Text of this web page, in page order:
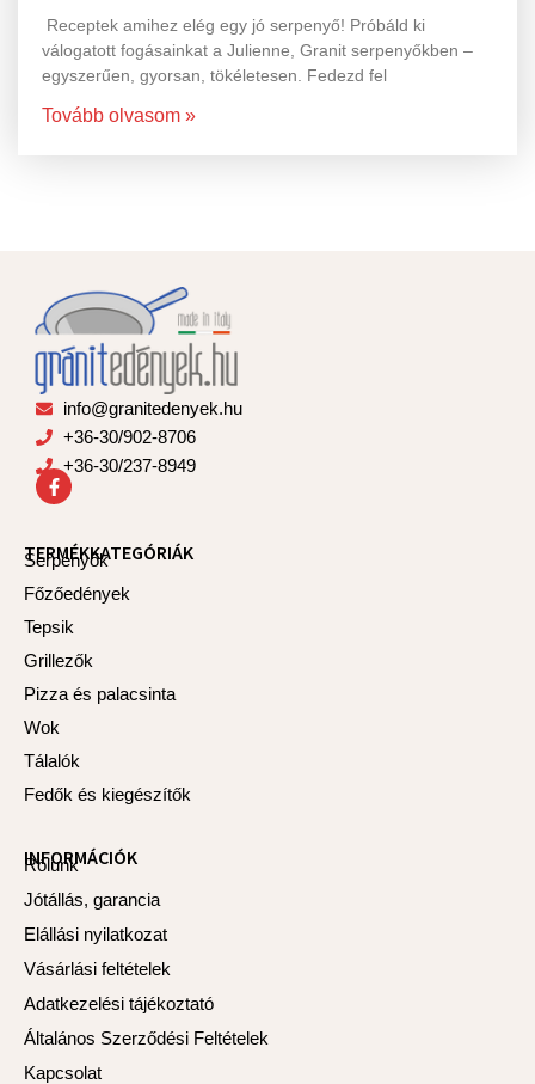
Receptek amihez elég egy jó serpenyő! Próbáld ki
válogatott fogásainkat a Julienne, Granit serpenyőkben –
egyszerűen, gyorsan, tökéletesen. Fedezd fel
Tovább olvasom »
info@granitedenyek.hu
+36-30/902-8706
+36-30/237-8949
F
a
e
b
o
o
-
f
TERMÉKKATEGÓRIÁK
Serpenyők
Főzőedények
Tepsik
Grillezők
Pizza és palacsinta
Wok
Tálalók
Fedők és kiegészítők
INFORMÁCIÓK
Rólunk
Jótállás, garancia
Elállási nyilatkozat
Vásárlási feltételek
Adatkezelési tájékoztató
Általános Szerződési Feltételek
Kapcsolat